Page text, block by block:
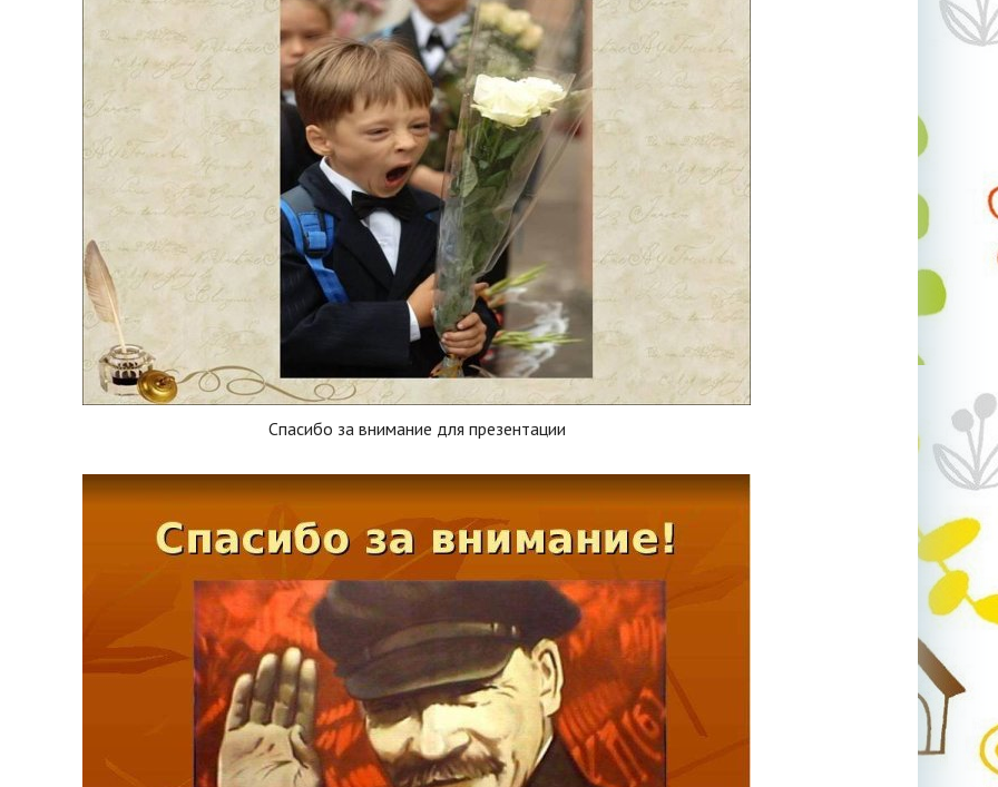
Спасибо за внимание для презентации